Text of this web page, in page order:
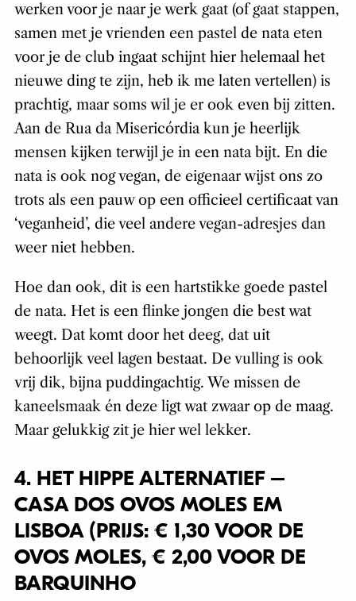
werken voor je naar je werk gaat (of gaat stappen,
samen met je vrienden een pastel de nata eten
voor je de club ingaat schijnt hier helemaal het
nieuwe ding te zijn, heb ik me laten vertellen) is
prachtig, maar soms wil je er ook even bij zitten.
Aan de Rua da Misericórdia kun je heerlijk
mensen kijken terwijl je in een nata bijt. En die
nata is ook nog vegan, de eigenaar wijst ons zo
trots als een pauw op een officieel certificaat van
‘veganheid’, die veel andere vegan-adresjes dan
weer niet hebben.
Hoe dan ook, dit is een hartstikke goede pastel
de nata. Het is een flinke jongen die best wat
weegt. Dat komt door het deeg, dat uit
behoorlijk veel lagen bestaat. De vulling is ook
vrij dik, bijna puddingachtig. We missen de
kaneelsmaak én deze ligt wat zwaar op de maag.
Maar gelukkig zit je hier wel lekker.
4. HET HIPPE ALTERNATIEF –
CASA DOS OVOS MOLES EM
LISBOA (PRIJS: € 1,30 VOOR DE
OVOS MOLES, € 2,00 VOOR DE
BARQUINHO